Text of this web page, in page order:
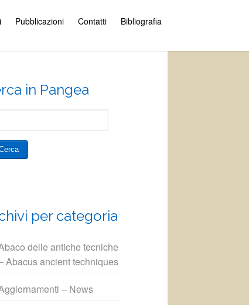
Pubblicazioni Contatti Bibliografia
in Pangea
per categoria
delle antiche tecniche
Abacus ancient techniques
– News